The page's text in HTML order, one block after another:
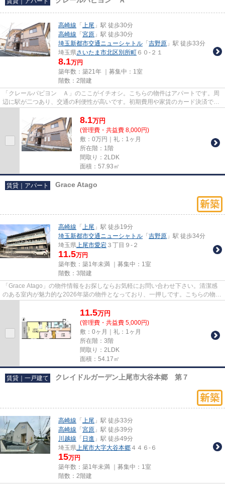
高崎線 「 上尾 」駅 徒歩30分
高崎線 「 宮原 」駅 徒歩30分
埼玉新都市交通ニューシャトル 「 吉野原 」駅 徒歩33分
埼玉県さいたま市北区別所町 ６０-２１
8.1万円
築年数：築21年 ｜募集中： 1室
階数：2階建
「クレールパビヨン Ａ」のここがイチオシ。こちらの物件はアパートです。周
辺に駅が二つあり、交通の利便性が高いです。初期費用や家賃のカード決済で、
8.1万円
(管理費・共益費 8,000円)
敷：0万円｜礼：1ヶ月
所在階：1階
間取り：2LDK
面積：57.93㎡
賃貸｜アパート Grace Atago
高崎線 「 上尾 」駅 徒歩19分
埼玉新都市交通ニューシャトル 「 吉野原 」駅 徒歩34分
埼玉県上尾市愛宕 ３丁目９-２
11.5万円
築年数：築1年未満 ｜募集中： 1室
階数：3階建
「Grace Atago」の物件情報をお探しならお気軽にお問い合わせ下さい。清潔感
のある室内が魅力的な2026年築の物件となっており、一押しです。こちらの物件
11.5万円
(管理費・共益費 5,000円)
敷：0ヶ月｜礼：1ヶ月
所在階：3階
間取り：2LDK
面積：54.17㎡
賃貸｜一戸建て クレイドルガーデン上尾市大谷本郷 第７
高崎線 「 上尾 」駅 徒歩33分
高崎線 「 宮原 」駅 徒歩39分
川越線 「 日進 」駅 徒歩49分
埼玉県上尾市大字大谷本郷 ４４６-６
15万円
築年数：築1年未満 ｜募集中： 1室
階数：2階建